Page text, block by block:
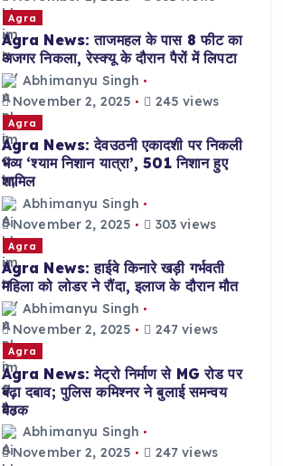
Agra
Agra News: ताजमहल के पास 8 फीट का
अजगर निकला, रेस्क्यू के दौरान पैरों में लिपटा
Abhimanyu Singh
November 2, 2025
245 views
Agra
Agra News: देवउठनी एकादशी पर निकली
भव्य ‘श्याम निशान यात्रा’, 501 निशान हुए
शामिल
Abhimanyu Singh
November 2, 2025
303 views
Agra
Agra News: हाईवे किनारे खड़ी गर्भवती
महिला को लोडर ने रौंदा, इलाज के दौरान मौत
Abhimanyu Singh
November 2, 2025
247 views
Agra
Agra News: मेट्रो निर्माण से MG रोड पर
बढ़ा दबाव; पुलिस कमिश्नर ने बुलाई समन्वय
बैठक
Abhimanyu Singh
November 2, 2025
247 views